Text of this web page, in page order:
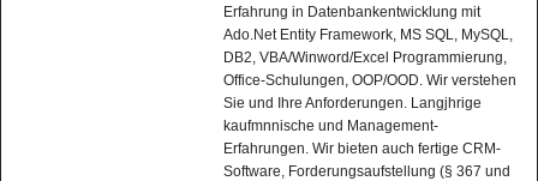
Erfahrung in Datenbankentwicklung mit
Ado.Net Entity Framework, MS SQL, MySQL,
DB2, VBA/Winword/Excel Programmierung,
Office-Schulungen, OOP/OOD. Wir verstehen
Sie und Ihre Anforderungen. Langjhrige
kaufmnnische und Management-
Erfahrungen. Wir bieten auch fertige CRM-
Software, Forderungsaufstellung (§ 367 und